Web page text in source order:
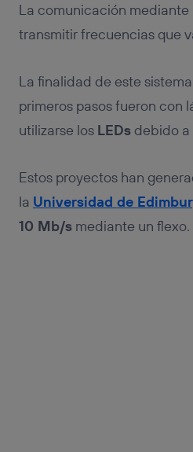
La comunicación mediante
transmitir frecuencias que
La finalidad de este
primeros pasos fueron con
utilizarse los LEDsdebido a
Estos proyectos han
la Universidad de
10 Mb/smediante un flexo.